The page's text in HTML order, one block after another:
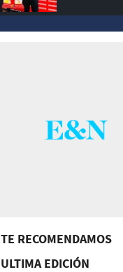
TE RECOMENDAMOS
ULTIMA EDICIÓN